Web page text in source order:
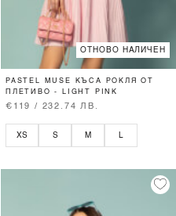
ОТНОВО НАЛИЧЕН
PASTEL MUSE КЪСА РОКЛЯ ОТ
ПЛЕТИВО - LIGHT PINK
€119 / 232.74 ЛВ.
XS S M